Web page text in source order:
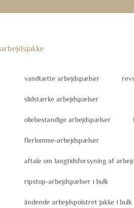
arbejdsjakke
vandtætte arbejdspælser
slidstærke arbejdspælser
oliebestandige arbejdspælser
flerlomme-arbejdspælser
aftale om langtidsforsyning af
ripstop-arbejdspælser i bulk
åndende arbejdspolstret jakke i bulk